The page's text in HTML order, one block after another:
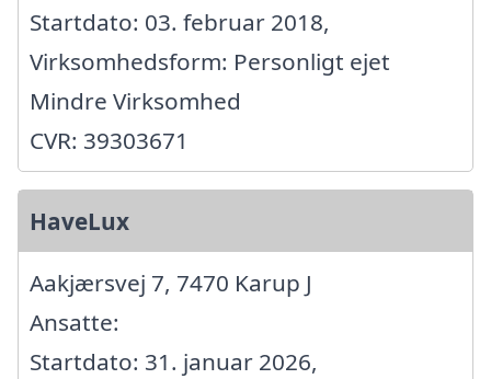
Startdato: 03. februar 2018,
Virksomhedsform: Personligt ejet
Mindre Virksomhed
CVR: 39303671
HaveLux
Aakjærsvej 7, 7470 Karup J
Ansatte:
Startdato: 31. januar 2026,